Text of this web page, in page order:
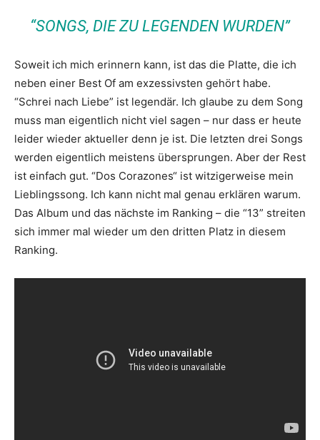
“SONGS, DIE ZU LEGENDEN WURDEN”
Soweit ich mich erinnern kann, ist das die Platte, die ich
neben einer Best Of am exzessivsten gehört habe.
“Schrei nach Liebe” ist legendär. Ich glaube zu dem Song
muss man eigentlich nicht viel sagen – nur dass er heute
leider wieder aktueller denn je ist. Die letzten drei Songs
werden eigentlich meistens übersprungen. Aber der Rest
ist einfach gut. “Dos Corazones“ ist witzigerweise mein
Lieblingssong. Ich kann nicht mal genau erklären warum.
Das Album und das nächste im Ranking – die “13” streiten
sich immer mal wieder um den dritten Platz in diesem
Ranking.